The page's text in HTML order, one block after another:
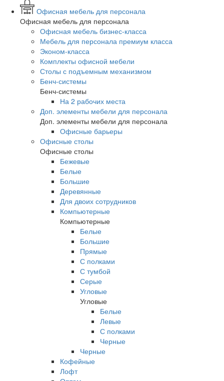
Офисная мебель для персонала
Офисная мебель для персонала
Офисная мебель бизнес-класса
Мебель для персонала премиум класса
Эконом-класса
Комплекты офисной мебели
Столы с подъемным механизмом
Бенч-системы
Бенч-системы
На 2 рабочих места
Доп. элементы мебели для персонала
Доп. элементы мебели для персонала
Офисные барьеры
Офисные столы
Офисные столы
Бежевые
Белые
Большие
Деревянные
Для двоих сотрудников
Компьютерные
Компьютерные
Белые
Большие
Прямые
С полками
С тумбой
Серые
Угловые
Угловые
Белые
Левые
С полками
Черные
Черные
Кофейные
Лофт